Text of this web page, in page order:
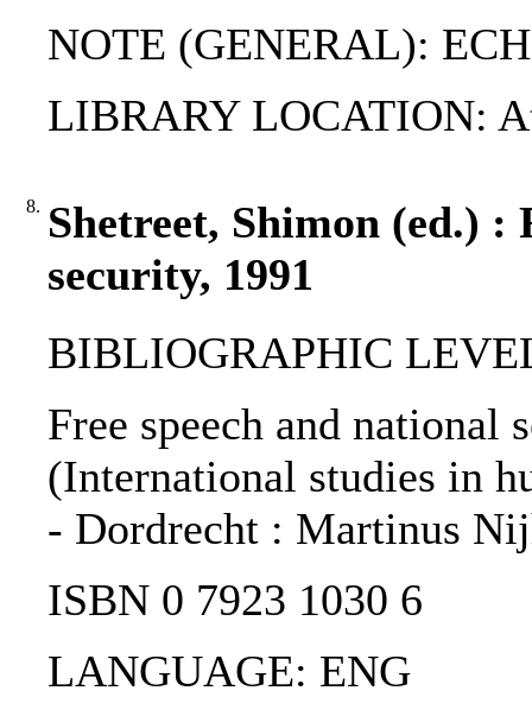
NOTE (GENERAL):
LIBRARY LOCATION:
8. Shetreet, Shimon (ed.) :
security, 1991
BIBLIOGRAPHIC
Free speech and national
(International studies in
- Dordrecht : Martinus
ISBN 0 7923 1030 6
LANGUAGE: ENG